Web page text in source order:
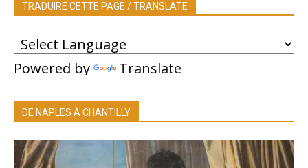
TRADUIRE CETTE PAGE / TRANSLATE
Powered by Translate
DE NAPLES À CHANTILLY